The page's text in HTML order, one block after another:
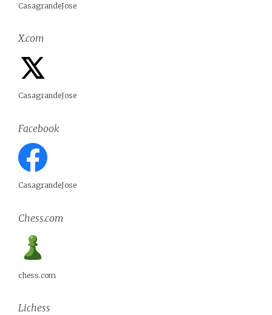
CasagrandeJose
X.com
CasagrandeJose
Facebook
CasagrandeJose
Chess.com
chess.com
Lichess